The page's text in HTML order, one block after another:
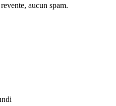
aucun spam.